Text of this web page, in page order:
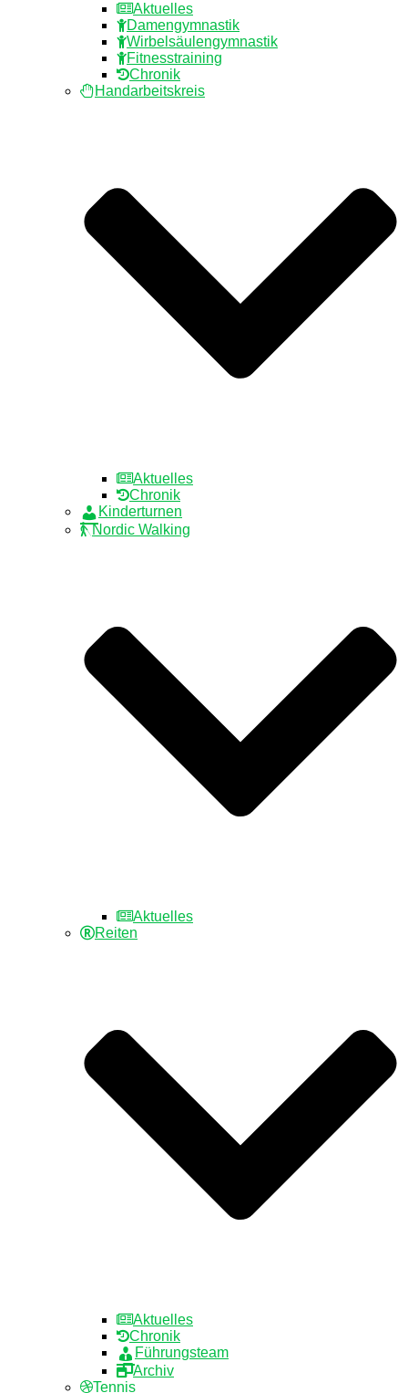
Aktuelles
Damengymnastik
Wirbelsäulengymnastik
Fitnesstraining
Chronik
Handarbeitskreis
Aktuelles
Chronik
Kinderturnen
Nordic Walking
Aktuelles
Reiten
Aktuelles
Chronik
Führungsteam
Archiv
Tennis